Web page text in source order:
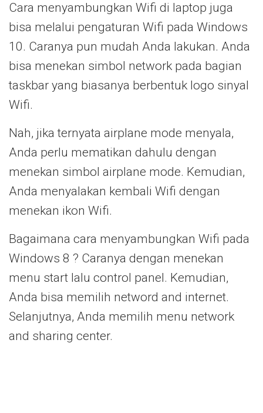
Cara menyambungkan Wifi di laptop juga
bisa melalui pengaturan Wifi pada Windows
10. Caranya pun mudah Anda lakukan. Anda
bisa menekan simbol network pada bagian
taskbar yang biasanya berbentuk logo sinyal
Wifi.
Nah, jika ternyata airplane mode menyala,
Anda perlu mematikan dahulu dengan
menekan simbol airplane mode. Kemudian,
Anda menyalakan kembali Wifi dengan
menekan ikon Wifi.
Bagaimana cara menyambungkan Wifi pada
Windows 8 ? Caranya dengan menekan
menu start lalu control panel. Kemudian,
Anda bisa memilih netword and internet.
Selanjutnya, Anda memilih menu network
and sharing center.